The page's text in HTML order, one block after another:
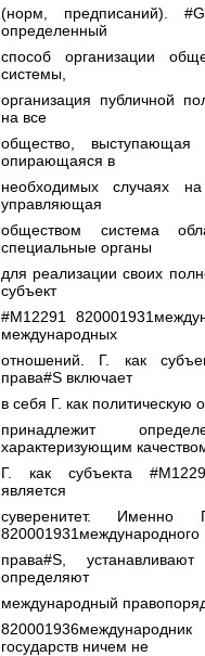
(норм, предписаний).
определенный
способ организации
системы,
организация публичной
на все
общество,
опирающаяся в
необходимых случаях
управляющая
обществом система
специальные органы
для реализации своих
субъект
#M12291
международных
отношений. Г. как
права#S включает
в себя Г. как политическую
принадлежит
характеризующим
Г. как субъекта
является
суверенитет.
820001931международного
права#S,
определяют
международный
государств ничем не